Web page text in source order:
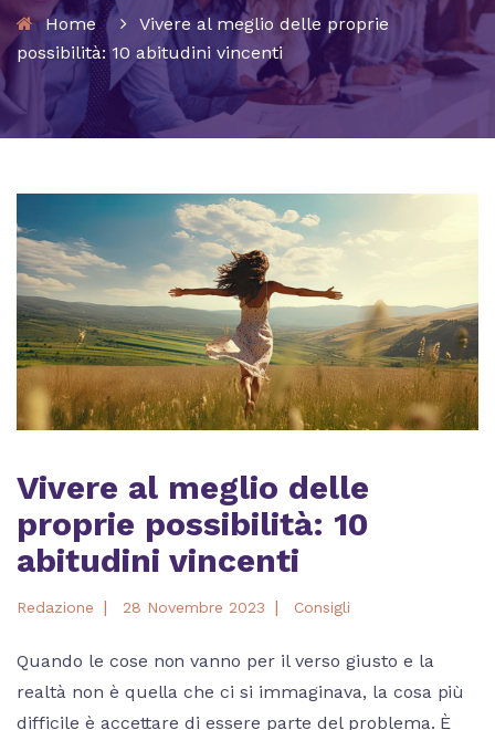
Home
Vivere al meglio delle proprie
possibilità: 10 abitudini vincenti
Vivere al meglio delle
proprie possibilità: 10
abitudini vincenti
Redazione | 28 Novembre 2023 | Consigli
Quando le cose non vanno per il verso giusto e la
realtà non è quella che ci si immaginava, la cosa più
difficile è accettare di essere parte del problema. È